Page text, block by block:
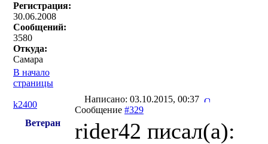
Регистрация:
30.06.2008
Сообщений:
3580
Откуда:
Самара
В начало
страницы
k2400
Написано: 03.10.2015, 00:37
Сообщение #329
Ветеран
rider42 писал(a):